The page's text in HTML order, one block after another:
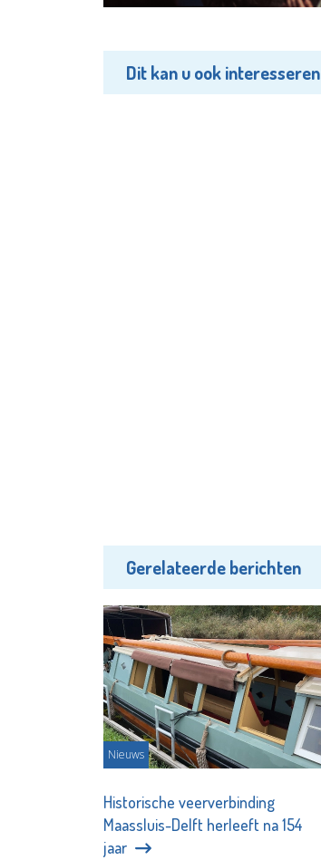
Dit kan u ook interesseren
Gerelateerde berichten
Nieuws
Historische veerverbinding
Maassluis-Delft herleeft na 154
jaar